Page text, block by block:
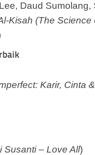
Daud Sumolang,
Kisah (The Science
Karir, Cinta
Susanti – Love All)